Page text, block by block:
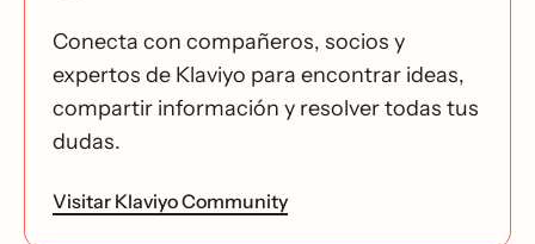
Conecta con compañeros, socios y
expertos de Klaviyo para encontrar ideas,
compartir información y resolver todas tus
dudas.
Visitar Klaviyo Community